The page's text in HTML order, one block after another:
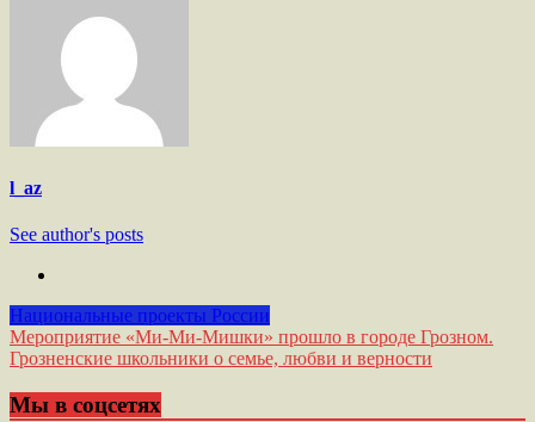
l_az
See author's posts
Национальные проекты России
Навигация
по
записям
Мероприятие «Ми-Ми-Мишки» прошло в городе Грозном.
Грозненские школьники о семье, любви и верности
Мы в соцсетях